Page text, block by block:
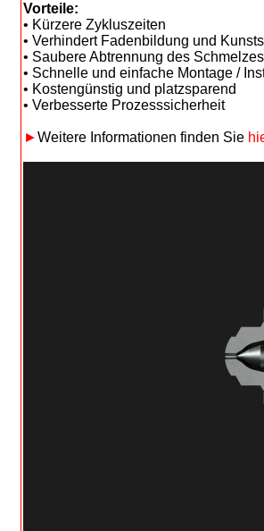
Vorteile:
• Kürzere Zykluszeiten
• Verhindert Fadenbildung und
• Saubere Abtrennung des
• Schnelle und einfache Montage /
• Kostengünstig und platzsparend
• Verbesserte Prozesssicherheit
►Weitere Informationen finden Sie